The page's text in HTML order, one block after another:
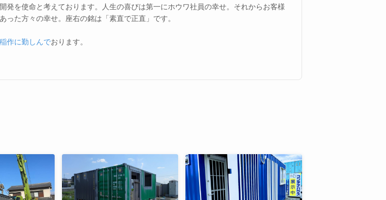
発を使命と考えております。人生の喜びは第一にホウワ社員の幸せ。それからお客様
った方々の幸せ。座右の銘は「素直で正直」です。
作に勤しんでおります。